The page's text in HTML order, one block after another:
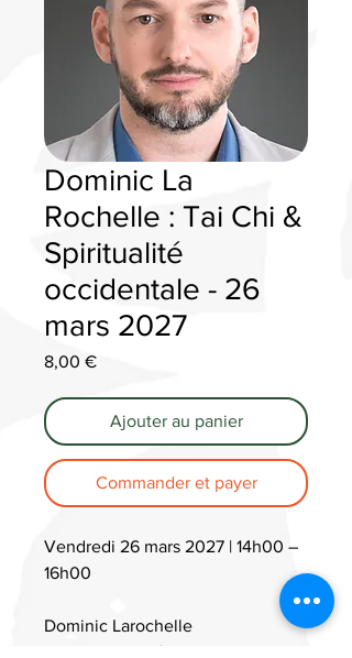
Dominic La
Rochelle : Tai Chi &
Spiritualité
occidentale - 26
mars 2027
8,00 €Prix
Ajouter au panier
Commander et payer
Vendredi 26 mars 2027 | 14h00 –
16h00
Dominic Larochelle
Chercheur indépendant - Docteur